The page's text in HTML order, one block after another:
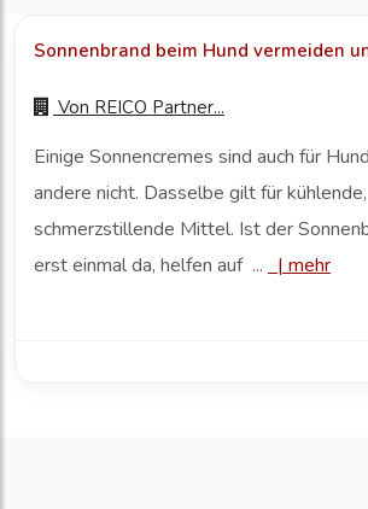
Sonnenbrand beim Hund vermeiden
Von REICO Partner...
Einige Sonnencremes sind auch für
andere nicht. Dasselbe gilt für kühlende,
schmerzstillende Mittel. Ist der
erst einmal da, helfen auf ...
| mehr